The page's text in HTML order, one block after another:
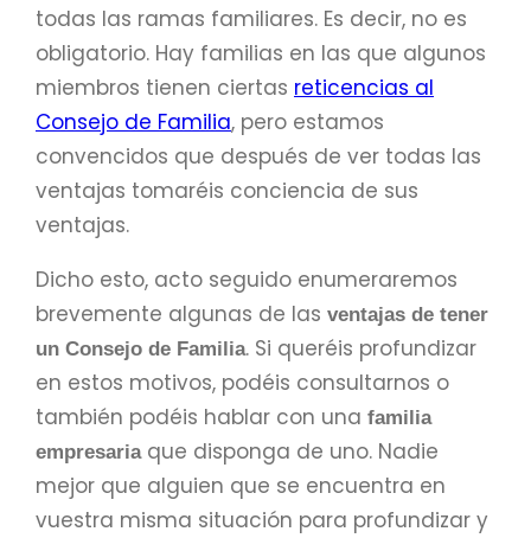
todas las ramas familiares. Es decir, no es
obligatorio. Hay familias en las que algunos
miembros tienen ciertas reticencias al
Consejo de Familia, pero estamos
convencidos que después de ver todas las
ventajas tomaréis conciencia de sus
ventajas.
Dicho esto, acto seguido enumeraremos
brevemente algunas de las ventajas de tener
un Consejo de Familia. Si queréis profundizar
en estos motivos, podéis consultarnos o
también podéis hablar con una familia
empresariaque disponga de uno. Nadie
mejor que alguien que se encuentra en
vuestra misma situación para profundizar y